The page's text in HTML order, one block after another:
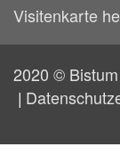
Visitenkarte
2020 ©